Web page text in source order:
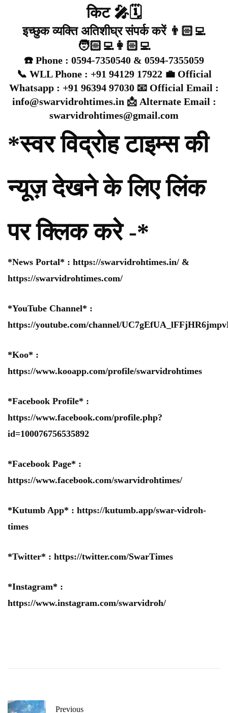
किट 🎤🗓️
इच्छुक व्यक्ति अतिशीघ्र संपर्क करें 👨🏻‍💻
🧑🏻‍💻👩🏻‍💻
☎️ Phone : 0594-7350540 & 0594-7355059
📞 WLL Phone : +91 94129 17922 💼 Official
Whatsapp : +91 96394 97030 📧 Official Email :
info@swarvidrohtimes.in 📩 Alternate Email :
swarvidrohtimes@gmail.com
*स्वर विद्रोह टाइम्स की
न्यूज़ देखने के लिए लिंक
पर क्लिक करे -*
*News Portal* : https://swarvidrohtimes.in/ &
https://swarvidrohtimes.com/
*YouTube Channel* :
https://youtube.com/channel/
*Koo* :
https://www.kooapp.com/profile/swarvidrohtimes
*Facebook Profile* :
https://www.facebook.com/profile.php?
id=100076756535892
*Facebook Page* :
https://www.facebook.com/swarvidrohtimes/
*Kutumb App* : https://kutumb.app/swar-vidroh-
times
*Twitter* : https://twitter.com/SwarTimes
*Instagram* :
https://www.instagram.com/swarvidroh/
Previous